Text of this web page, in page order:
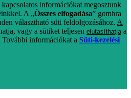
információkat megosztunk
A „Összes elfogadása” gombra
választható süti feldolgozásához. A
vagy a sütiket teljesen elutasíthatja a
További információkat a Süti-kezelési